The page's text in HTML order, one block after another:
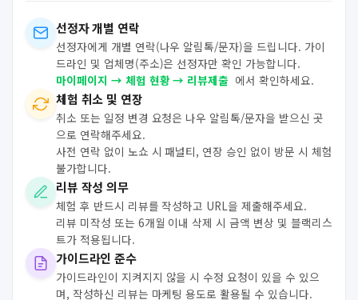
선정자 개별 연락
선정자에게 개별 연락(나우 알림톡/문자)을 드립니다. 가이
드라인 및 업체명(주소)은 선정자만 확인 가능합니다.
마이페이지 → 체험 현황 → 리뷰제출 에서 확인하세요.
체험 취소 및 연장
취소 또는 일정 변경 요청은 나우 알림톡/문자을 받으신 곳
으로 연락해주세요.
사전 연락 없이 노쇼 시 패널티, 연장 승인 없이 방문 시 체험
불가합니다.
리뷰 작성 의무
체험 후 반드시 리뷰를 작성하고 URL을 제출해주세요.
리뷰 미작성 또는 6개월 이내 삭제 시 금액 변상 및 블랙리스
트가 적용됩니다.
가이드라인 준수
가이드라인이 지켜지지 않을 시 수정 요청이 있을 수 있으
며, 작성하신 리뷰는 마케팅 용도로 활용될 수 있습니다.